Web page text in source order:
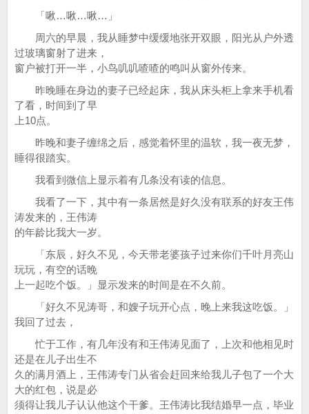
「啾…啾…啾…」
周六的早晨，我从睡梦中缓缓地张开双眼，阳光从户外透
过玻璃窗射了进来，
窗户被打开一半，小鸟叽叽喳喳的鸣叫从窗外传来。
昨晚睡在身边的妻子已经起床，我从床头柜上拿来手机看
了看，时间到了早
上10点。
昨晚和妻子缠绵之后，感觉着怀里的温软，我一夜无梦，
睡得很踏实。
我看到微信上显示着有几条没有读的信息。
我看了一下，其中有一条居然是好久没有联系的好友王伟
涛发来的，王伟涛
的年龄比我大一岁。
「东辰，好久不见，今天带老婆孩子过来你们千叶月亮山
玩玩，有空的话晚
上一起吃个饭。」显示发来的时间是在不久前。
「好久不见涛哥，和嫂子玩开心点，晚上来我这吃饭。」
我回了过去，
忙于工作，有几年没有和王伟涛见面了，上次和他相见时
还是在儿子出生不
久的满月酒上，王伟涛专门从省会赶回来给我儿子包了一个大
大的红包，说是必
须得让我儿子认认他这个干爹。王伟涛比我结婚早一点，毕业